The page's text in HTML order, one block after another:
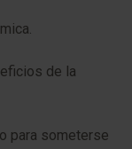
de la
para someterse